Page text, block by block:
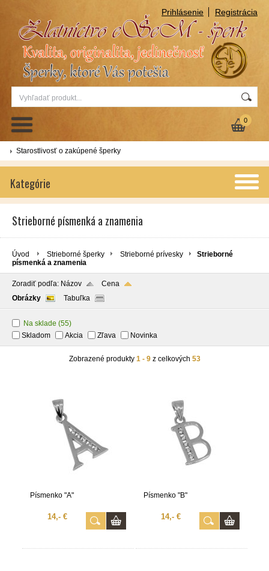
Prihlásenie Registrácia
0
Starostlivosť o zakúpené šperky
Kategórie
Strieborné písmenká a znamenia
Úvod Strieborné šperky Strieborné prívesky
Strieborné
písmenká a znamenia
Zoradiť podľa: Názov
Cena
Obrázky
Tabuľka
Na sklade (55)
Skladom
Akcia Zľava Novinka
Zobrazené produkty 1 - 9z celkových 53
Písmenko "A"
14,- €
Písmenko "B"
14,- €